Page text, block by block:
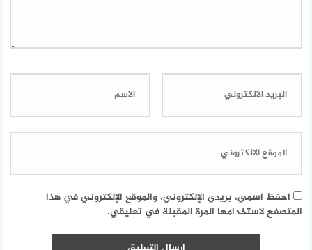
احفظ اسمي، بريدي الإلكتروني، والموقع الإلكتروني في هذا
المتصفح لاستخدامها المرة المقبلة في تعليقي.